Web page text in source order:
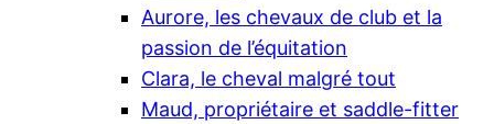
Aurore, les chevaux de club et la
passion de l’équitation
Clara, le cheval malgré tout
Maud, propriétaire et saddle-fitter